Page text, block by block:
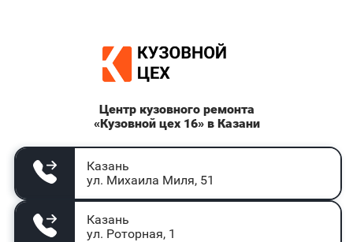
Центр кузовного ремонта
«Кузовной цех 16» в Казани
Казань
ул. Михаила Миля, 51
Казань
ул. Роторная, 1